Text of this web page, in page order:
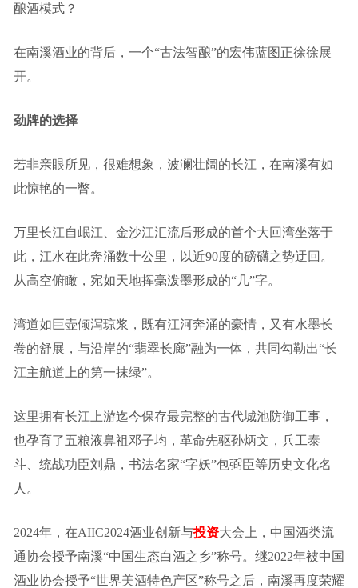
酿酒模式？
在南溪酒业的背后，一个“古法智酿”的宏伟蓝图正徐徐展
开。
劲牌的选择
若非亲眼所见，很难想象，波澜壮阔的长江，在南溪有如
此惊艳的一瞥。
万里长江自岷江、金沙江汇流后形成的首个大回湾坐落于
此，江水在此奔涌数十公里，以近90度的磅礴之势迂回。
从高空俯瞰，宛如天地挥毫泼墨形成的“几”字。
湾道如巨壶倾泻琼浆，既有江河奔涌的豪情，又有水墨长
卷的舒展，与沿岸的“翡翠长廊”融为一体，共同勾勒出“长
江主航道上的第一抹绿”。
这里拥有长江上游迄今保存最完整的古代城池防御工事，
也孕育了五粮液鼻祖邓子均，革命先驱孙炳文，兵工泰
斗、统战功臣刘鼎，书法名家“字妖”包弼臣等历史文化名
人 。
2024年，在AIIC2024酒业创新与投资大会上，中国酒类流
通协会授予南溪“中国生态白酒之乡”称号。继2022年被中国
酒业协会授予“世界美酒特色产区”称号之后，南溪再度荣耀